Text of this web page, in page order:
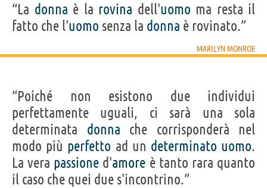
“La donna è la rovina dell'uomo ma resta il
fatto che l'uomo senza la donna è rovinato.”
MARILYN MONROE
“Poiché non esistono due individui
perfettamente uguali, ci sarà una sola
determinata donna che corrisponderà nel
modo più perfetto ad un determinato uomo.
La vera passione d'amore è tanto rara quanto
il caso che quei due s'incontrino.”